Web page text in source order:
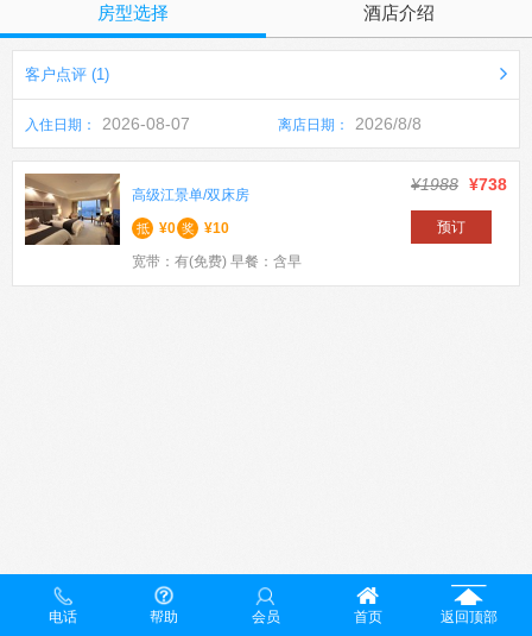
房型选择 酒店介绍
客户点评 (1)
入住日期： 2026-08-07 离店日期： 2026/8/8
高级江景单/双床房
抵 ¥0 奖
¥10
宽带：有(免费) 早餐：含早
¥1988 ¥738
预订
电话 帮助 会员 首页 返回顶部